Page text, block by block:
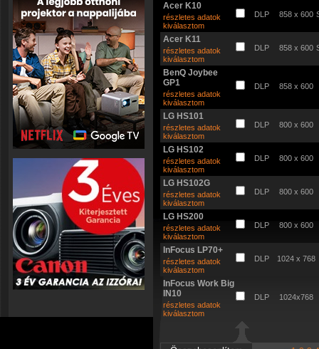
Acer K10
részletes adatok
kiválasztom
DLP 858 x 600
Acer K11
részletes adatok
kiválasztom
DLP 858 x 600
BenQ Joybee
GP1
részletes adatok
kiválasztom
DLP 858 x 600
LG HS101
részletes adatok
kiválasztom
DLP 800 x 600
LG HS102
részletes adatok
kiválasztom
DLP 800 x 600
LG HS102G
részletes adatok
kiválasztom
DLP 800 x 600
LG HS200
részletes adatok
kiválasztom
DLP 800 x 600
InFocus LP70+
részletes adatok
kiválasztom
DLP 1024 x 768
InFocus Work Big
IN10
részletes adatok
kiválasztom
DLP 1024x768